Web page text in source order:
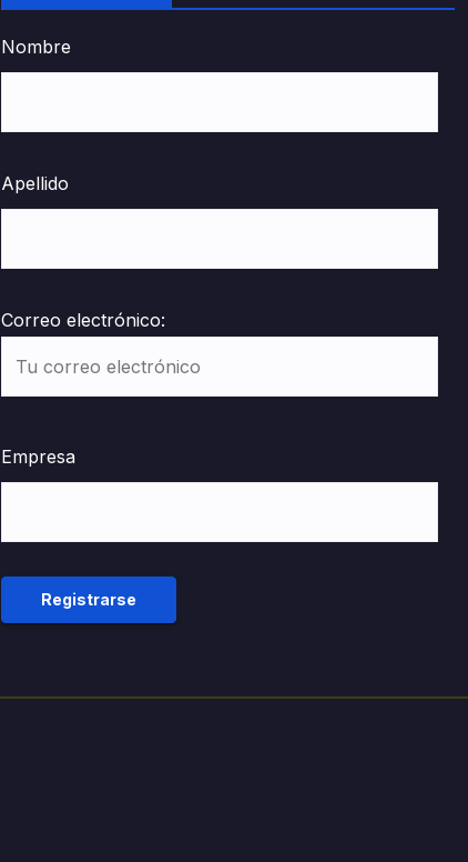
Nombre
Apellido
Correo electrónico:
Empresa